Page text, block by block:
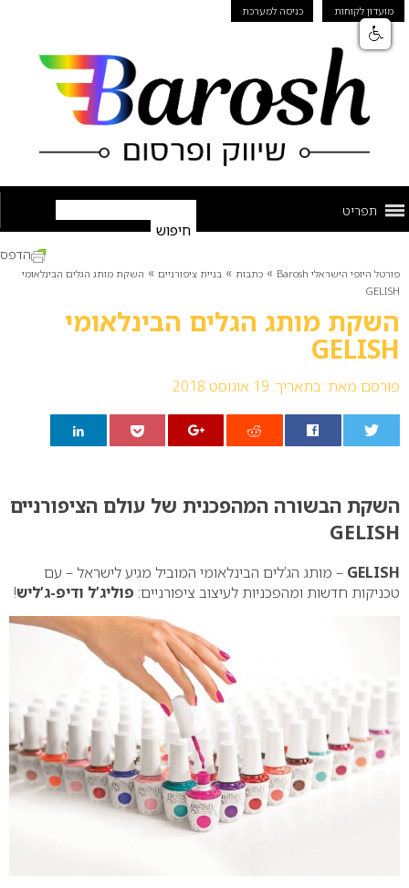
מועדון לקוחות כניסה למערכת
תפריט
פורטל היופי הישראלי Barosh » כתבות » בניית ציפורניים » השקת מותג הגלים הבינלאומי
GELISH
השקת מותג הגלים הבינלאומי
GELISH
פורסם מאת: בתאריך: 19 אוגוסט 2018
הדפס
השקת הבשורה המהפכנית של עולם הציפורניים
GELISH
GELISH – מותג הג’לים הבינלאומי המוביל מגיע לישראל – עם
טכניקות חדשות ומהפכניות לעיצוב ציפורניים: פוליג’ל ודיפ-ג’ליש!